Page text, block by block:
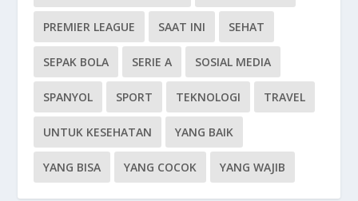
PREMIER LEAGUE SAAT INI SEHAT
SEPAK BOLA SERIE A SOSIAL MEDIA
SPANYOL SPORT TEKNOLOGI TRAVEL
UNTUK KESEHATAN YANG BAIK
YANG BISA YANG COCOK YANG WAJIB